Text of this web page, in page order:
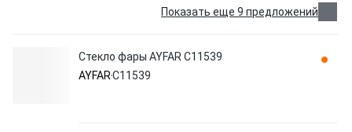
Показать еще 9 предложений
Стекло фары AYFAR C11539
AYFARC11539